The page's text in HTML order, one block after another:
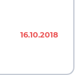
16.10.2018